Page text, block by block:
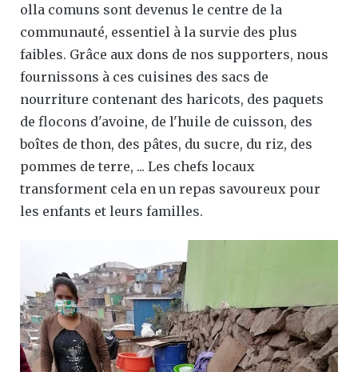
olla comuns sont devenus le centre de la
communauté, essentiel à la survie des plus
faibles. Grâce aux dons de nos supporters, nous
fournissons à ces cuisines des sacs de
nourriture contenant des haricots, des paquets
de flocons d'avoine, de l'huile de cuisson, des
boîtes de thon, des pâtes, du sucre, du riz, des
pommes de terre, ... Les chefs locaux
transforment cela en un repas savoureux pour
les enfants et leurs familles.